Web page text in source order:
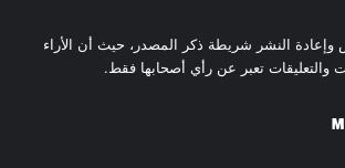
وإعادة النشر شريطة ذكر المصدر، حيث أن الأراء
والتعليقات تعبر عن رأي أصحابها فقط.